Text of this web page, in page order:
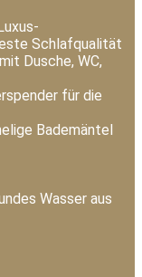
Schlafqualität
Dusche, WC,
für die
Bademäntel
Wasser aus